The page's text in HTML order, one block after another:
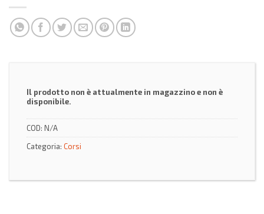
Il prodotto non è attualmente in magazzino e non è
disponibile.
COD: N/A
Categoria: Corsi